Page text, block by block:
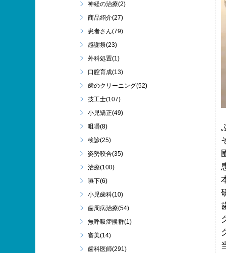
神経の治療(2)
商品紹介(27)
患者さん(79)
感謝祭(23)
外科処置(1)
口腔育成(13)
歯のクリーニング(52)
技工士(107)
小児矯正(49)
咀嚼(8)
検診(25)
姿勢咬合(35)
治療(100)
嚥下(6)
小児歯科(10)
歯周病治療(54)
無呼吸症候群(1)
審美(14)
歯科医師(291)